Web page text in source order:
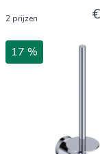
2 prijzen
17 %